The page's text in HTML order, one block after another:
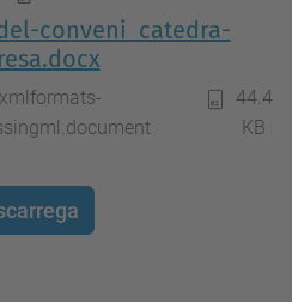
conveni_catedra-
44.4
KB